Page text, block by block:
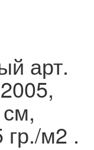
арт.
гр./м2 .